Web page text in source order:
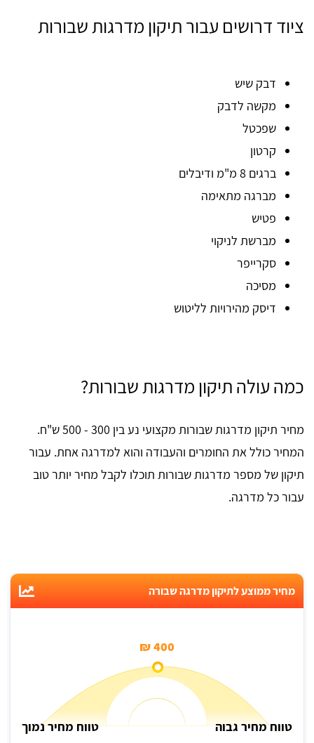
ציוד דרושים עבור תיקון מדרגות שבורות
דבק שיש
מקשה לדבק
שפכטל
קרטון
ברגים 8 מ"מ ודיבלים
מברגה מתאימה
פטיש
מברשת לניקוי
סקרייפר
מסיכה
דיסק מהירויות לליטוש
כמה עולה תיקון מדרגות שבורות?
מחיר תיקון מדרגות שבורות מקצועי נע בין 300 - 500 ש"ח.
המחיר כולל את החומרים והעבודה והוא למדרגה אחת. עבור
תיקון של מספר מדרגות שבורות תוכלו לקבל מחיר יותר טוב
עבור כל מדרגה.
מחיר ממוצע לתיקון מדרגה שבורה
400 ₪
טווח מחיר גבוה טווח מחיר נמוך